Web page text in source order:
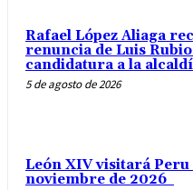
Rafael López Aliaga
renuncia de Luis
candidatura a la
5 de agosto de 2026
León XIV visitará Peru
noviembre de 2026